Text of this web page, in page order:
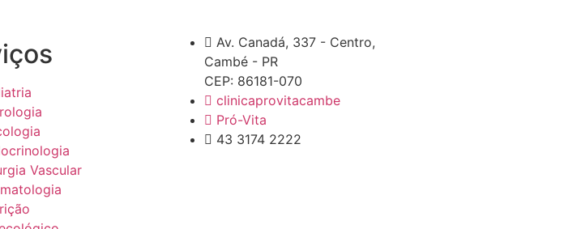
Vascular
Av. Canadá, 337 - Centro,
Cambé - PR
CEP: 86181-070
clinicaprovitacambe
Pró-Vita
43 3174 2222